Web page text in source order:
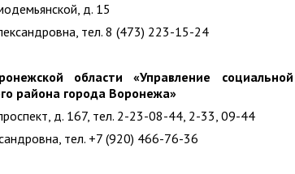
д. 15
тел. 8 (473) 223-15-24
области «Управление
района города Воронежа»
д. 167, тел. 2-23-08-44, 2-33, 09-44
тел. +7 (920) 466-76-36